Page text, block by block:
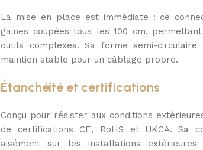
La mise en place est immédiate : ce
gaines coupées tous les 100 cm,
outils complexes. Sa forme semi-
maintien stable pour un câblage propre.
Étanchéité et certifications
Conçu pour résister aux conditions
de certifications CE, RoHS et UKCA. Sa
aisément sur les installations